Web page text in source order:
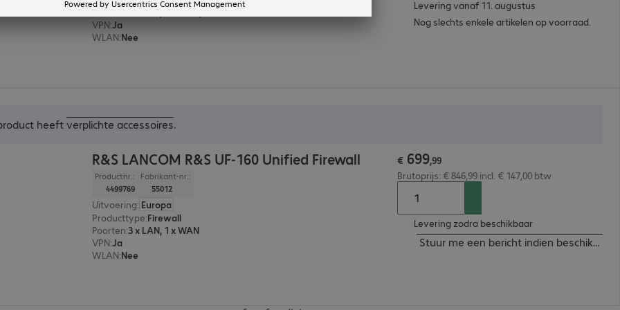
Poorten
3 x LAN, 1 x WAN, 1 x 1G SFP
VPN:Ja
WLAN:Nee
Levering vanaf 11. augustus
Nog slechts enkele artikelen op voorraad.
heeftverplichte accessoires.
R&S LANCOM R&S UF-160 Unified Firewall
Productnr.:
4499769
Fabrikant-nr.:
55012
Uitvoering: Europa
Producttype:Firewall
Poorten:3 x LAN, 1 x WAN
VPN:Ja
WLAN:Nee
€ 699,99
Brutoprijs: € 846,99 incl. € 147,00 btw
Levering zodra beschikbaar
Stuur me een bericht indien beschikbaar